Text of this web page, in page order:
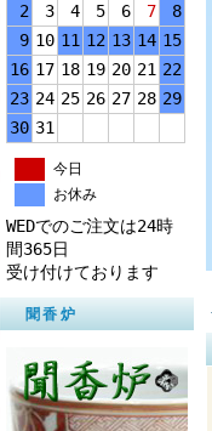
2
3 4 5 6 7
8
9 10 11 12 13 14 15
16 17 18 19 20 21 22
23 24 25 26 27 28 29
30 31
今日
お休み
WEDでのご注文は24時
間365日
受け付けております
聞香炉